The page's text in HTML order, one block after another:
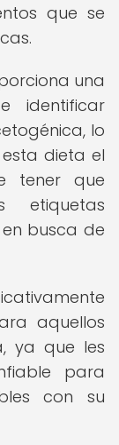
que se
una
identificar
lo
dieta el
tener que
etiquetas
busca de
aquellos
ya que les
para
con su